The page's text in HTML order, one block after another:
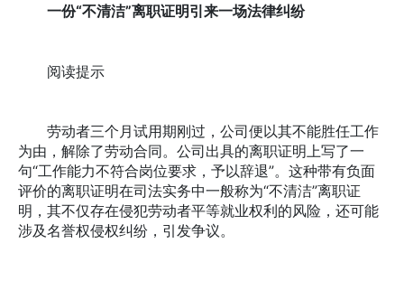
一份“不清洁”离职证明引来一场法律纠纷
阅读提示
劳动者三个月试用期刚过，公司便以其不能胜任工作
为由，解除了劳动合同。公司出具的离职证明上写了一
句“工作能力不符合岗位要求，予以辞退”。这种带有负面
评价的离职证明在司法实务中一般称为“不清洁”离职证
明，其不仅存在侵犯劳动者平等就业权利的风险，还可能
涉及名誉权侵权纠纷，引发争议。